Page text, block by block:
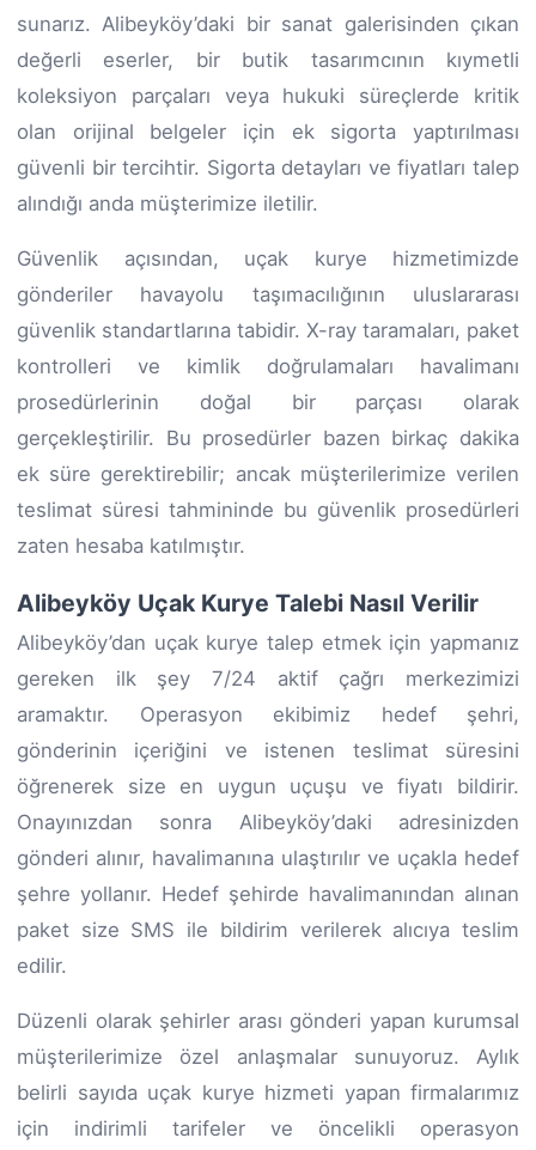
sunarız. Alibeyköy’daki bir sanat galerisinden çıkan
değerli eserler, bir butik tasarımcının kıymetli
koleksiyon parçaları veya hukuki süreçlerde kritik
olan orijinal belgeler için ek sigorta yaptırılması
güvenli bir tercihtir. Sigorta detayları ve fiyatları talep
alındığı anda müşterimize iletilir.
Güvenlik açısından, uçak kurye hizmetimizde
gönderiler havayolu taşımacılığının uluslararası
güvenlik standartlarına tabidir. X-ray taramaları, paket
kontrolleri ve kimlik doğrulamaları havalimanı
prosedürlerinin doğal bir parçası olarak
gerçekleştirilir. Bu prosedürler bazen birkaç dakika
ek süre gerektirebilir; ancak müşterilerimize verilen
teslimat süresi tahmininde bu güvenlik prosedürleri
zaten hesaba katılmıştır.
Alibeyköy Uçak Kurye Talebi Nasıl Verilir
Alibeyköy’dan uçak kurye talep etmek için yapmanız
gereken ilk şey 7/24 aktif çağrı merkezimizi
aramaktır. Operasyon ekibimiz hedef şehri,
gönderinin içeriğini ve istenen teslimat süresini
öğrenerek size en uygun uçuşu ve fiyatı bildirir.
Onayınızdan sonra Alibeyköy’daki adresinizden
gönderi alınır, havalimanına ulaştırılır ve uçakla hedef
şehre yollanır. Hedef şehirde havalimanından alınan
paket size SMS ile bildirim verilerek alıcıya teslim
edilir.
Düzenli olarak şehirler arası gönderi yapan kurumsal
müşterilerimize özel anlaşmalar sunuyoruz. Aylık
belirli sayıda uçak kurye hizmeti yapan firmalarımız
için indirimli tarifeler ve öncelikli operasyon